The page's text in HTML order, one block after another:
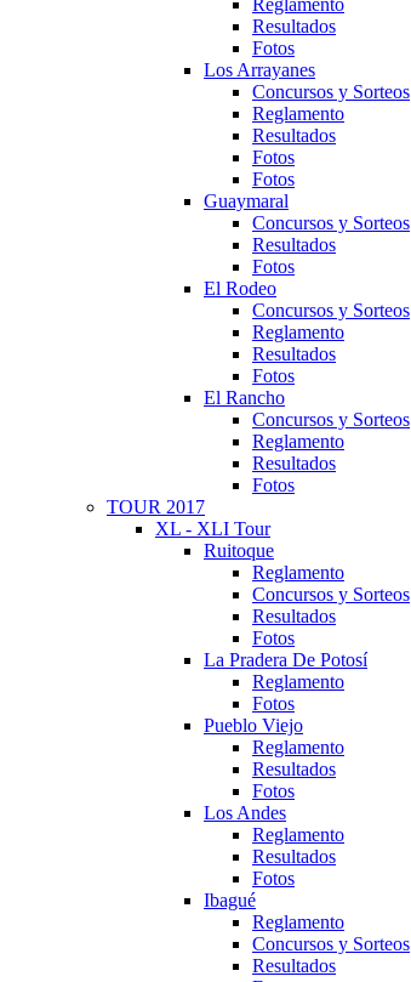
Reglamento
Resultados
Fotos
Los Arrayanes
Concursos y Sorteos
Reglamento
Resultados
Fotos
Fotos
Guaymaral
Concursos y Sorteos
Resultados
Fotos
El Rodeo
Concursos y Sorteos
Reglamento
Resultados
Fotos
El Rancho
Concursos y Sorteos
Reglamento
Resultados
Fotos
TOUR 2017
XL - XLI Tour
Ruitoque
Reglamento
Concursos y Sorteos
Resultados
Fotos
La Pradera De Potosí
Reglamento
Fotos
Pueblo Viejo
Reglamento
Resultados
Fotos
Los Andes
Reglamento
Resultados
Fotos
Ibagué
Reglamento
Concursos y Sorteos
Resultados